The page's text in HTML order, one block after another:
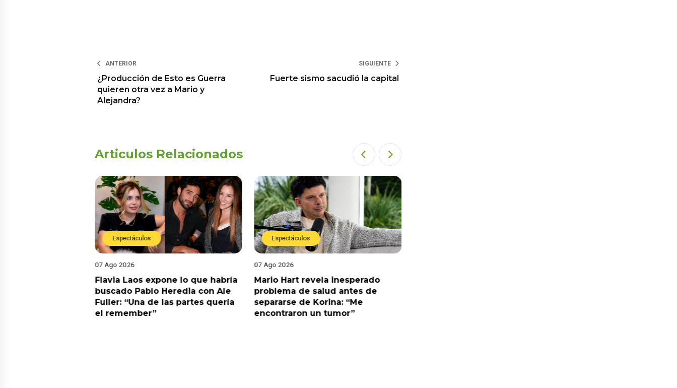
ANTERIOR
¿Producción de Esto es Guerra
quieren otra vez a Mario y
Alejandra?
SIGUIENTE
Fuerte sismo sacudió la capital
Articulos Relacionados
Espectáculos
07 Ago 2026
Flavia Laos expone lo que habría
buscado Pablo Heredia con Ale
Fuller: “Una de las partes quería
el remember”
Espectáculos
07 Ago 2026
Mario Hart revela inesperado
problema de salud antes de
separarse de Korina: “Me
encontraron un tumor”